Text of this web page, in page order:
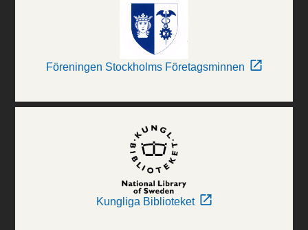
Föreningen Stockholms Företagsminnen
Kungliga Biblioteket